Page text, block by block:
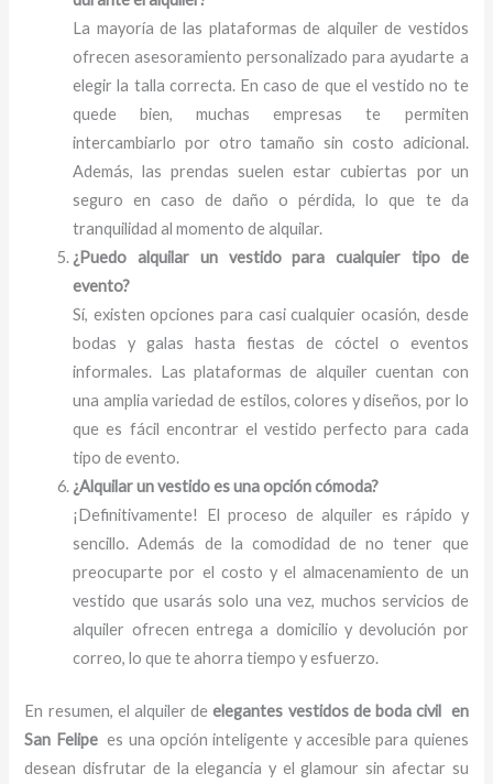
La mayoría de las plataformas de alquiler de vestidos
ofrecen asesoramiento personalizado para ayudarte a
elegir la talla correcta. En caso de que el vestido no te
quede bien, muchas empresas te permiten
intercambiarlo por otro tamaño sin costo adicional.
Además, las prendas suelen estar cubiertas por un
seguro en caso de daño o pérdida, lo que te da
tranquilidad al momento de alquilar.
¿Puedo alquilar un vestido para cualquier tipo de
evento?
Sí, existen opciones para casi cualquier ocasión, desde
bodas y galas hasta fiestas de cóctel o eventos
informales. Las plataformas de alquiler cuentan con
una amplia variedad de estilos, colores y diseños, por lo
que es fácil encontrar el vestido perfecto para cada
tipo de evento.
¿Alquilar un vestido es una opción cómoda?
¡Definitivamente! El proceso de alquiler es rápido y
sencillo. Además de la comodidad de no tener que
preocuparte por el costo y el almacenamiento de un
vestido que usarás solo una vez, muchos servicios de
alquiler ofrecen entrega a domicilio y devolución por
correo, lo que te ahorra tiempo y esfuerzo.
En resumen, el alquiler de elegantes vestidos de boda civil en
San Felipe es una opción inteligente y accesible para quienes
desean disfrutar de la elegancia y el glamour sin afectar su